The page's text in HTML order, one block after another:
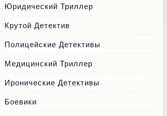
Юридический Триллер
Крутой Детектив
Полицейские Детективы
Медицинский Триллер
Иронические Детективы
Боевики